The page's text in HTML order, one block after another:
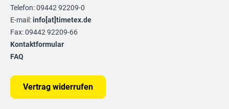
Telefon: 09442 92209-0
E-mail:info[at]timetex.de
Fax: 09442 92209-66
Kontaktformular
FAQ
Vertrag widerrufen